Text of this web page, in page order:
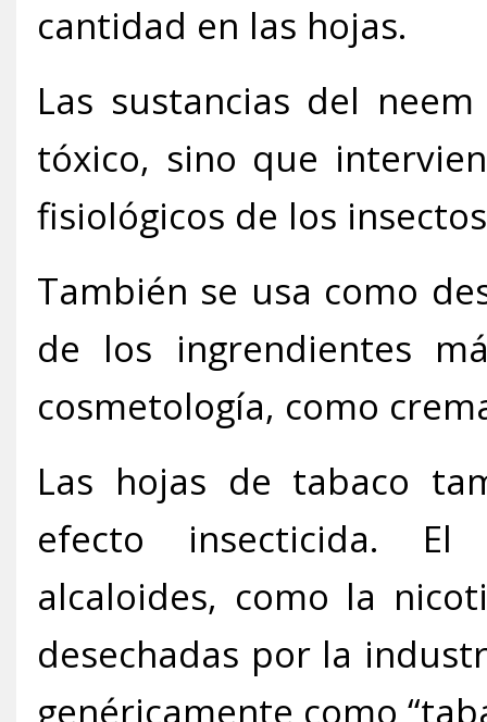
cantidad en las hojas.
Las sustancias del
tóxico, sino que
fisiológicos de los
También se usa como
de los ingrendientes
cosmetología, como
Las hojas de tabaco
efecto insecticida. El
alcaloides, como la
desechadas por la
genéricamente como